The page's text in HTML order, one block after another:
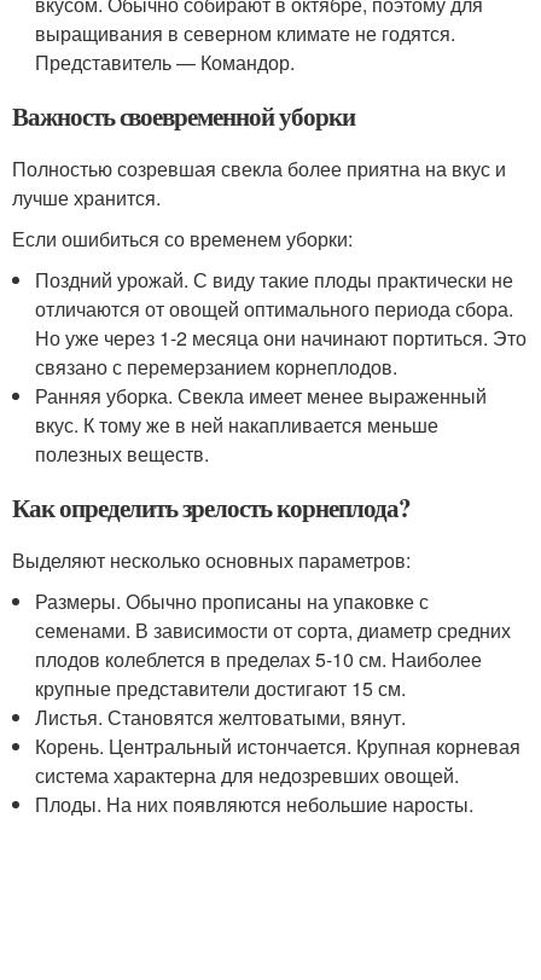
выращивания в северном климате не годятся.
Представитель — Командор.
Важность своевременной уборки
Полностью созревшая свекла более приятна на вкус и
лучше хранится.
Если ошибиться со временем уборки:
Поздний урожай. С виду такие плоды практически не
отличаются от овощей оптимального периода сбора.
Но уже через 1-2 месяца они начинают портиться. Это
связано с перемерзанием корнеплодов.
Ранняя уборка. Свекла имеет менее выраженный
вкус. К тому же в ней накапливается меньше
полезных веществ.
Как определить зрелость корнеплода?
Выделяют несколько основных параметров:
Размеры. Обычно прописаны на упаковке с
семенами. В зависимости от сорта, диаметр средних
плодов колеблется в пределах 5-10 см. Наиболее
крупные представители достигают 15 см.
Листья. Становятся желтоватыми, вянут.
Корень. Центральный истончается. Крупная корневая
система характерна для недозревших овощей.
Плоды. На них появляются небольшие наросты.